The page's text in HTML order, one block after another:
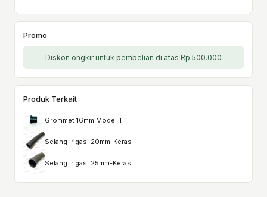
Promo
Diskon ongkir untuk pembelian di atas Rp 500.000
Produk Terkait
Grommet 16mm Model T
Selang Irigasi 20mm-Keras
Selang Irigasi 25mm-Keras